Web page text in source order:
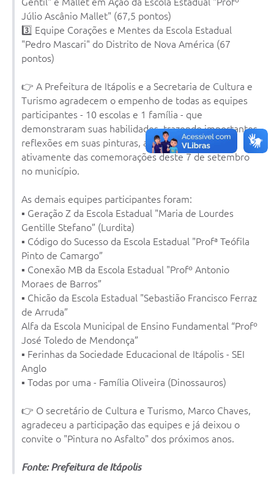
e-SIC
Diário Oficial
Júlio Ascânio Mallet" (67,5 pontos)
3️⃣ Equipe Corações e Mentes da Escola Estadual
"Pedro Mascari" do Distrito de Nova América (67
pontos)
👉 A Prefeitura de Itápolis e a Secretaria de Cultura e
Turismo agradecem o empenho de todas as equipes
participantes - 10 escolas e 1 família - que
demonstraram suas habilidades, trazendo importantes
reflexões em suas pinturas, além de participarem
ativamente das comemorações deste 7 de setembro
no município.
As demais equipes participantes foram:
▪️ Geração Z da Escola Estadual "Maria de Lourdes
Gentille Stefano” (Lurdita)
▪️ Código do Sucesso da Escola Estadual "Profª Teófila
Pinto de Camargo”
▪️ Conexão MB da Escola Estadual "Profº Antonio
Moraes de Barros”
▪️ Chicão da Escola Estadual "Sebastião Francisco Ferraz
de Arruda”
Alfa da Escola Municipal de Ensino Fundamental “Profº
José Toledo de Mendonça”
▪️ Ferinhas da Sociedade Educacional de Itápolis - SEI
Anglo
▪️ Todas por uma - Família Oliveira (Dinossauros)
👉 O secretário de Cultura e Turismo, Marco Chaves,
agradeceu a participação das equipes e já deixou o
convite o "Pintura no Asfalto" dos próximos anos.
Fonte: Prefeitura de Itápolis